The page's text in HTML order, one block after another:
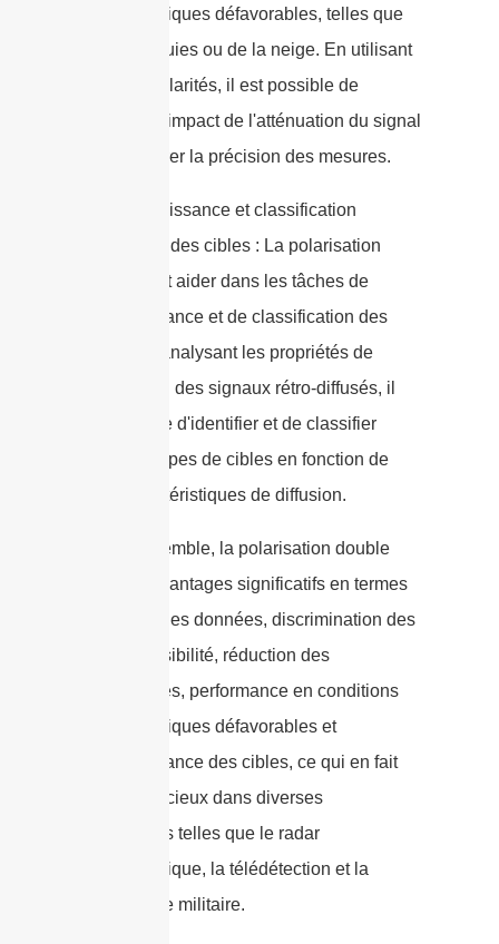
météorologiques défavorables, telles que
de fortes pluies ou de la neige. En utilisant
les deux polarités, il est possible de
minimiser l'impact de l'atténuation du signal
et d'améliorer la précision des mesures.
6. Reconnaissance et classification
améliorées des cibles : La polarisation
double peut aider dans les tâches de
reconnaissance et de classification des
cibles. En analysant les propriétés de
polarisation des signaux rétro-diffusés, il
est possible d'identifier et de classifier
différents types de cibles en fonction de
leurs caractéristiques de diffusion.
Dans l'ensemble, la polarisation double
offre des avantages significatifs en termes
de qualité des données, discrimination des
cibles, sensibilité, réduction des
interférences, performance en conditions
météorologiques défavorables et
reconnaissance des cibles, ce qui en fait
un outil précieux dans diverses
applications telles que le radar
météorologique, la télédétection et la
surveillance militaire.